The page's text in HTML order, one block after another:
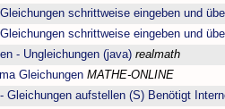
schrittweise eingeben und
schrittweise eingeben und
- Ungleichungen (java) realmath
Gleichungen MATHE-ONLINE
Gleichungen aufstellen (S) Benötigt